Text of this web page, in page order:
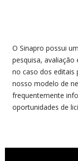
O Sinapro possui
pesquisa, avaliação
no caso dos editais
nosso modelo de
frequentemente
oportunidades de